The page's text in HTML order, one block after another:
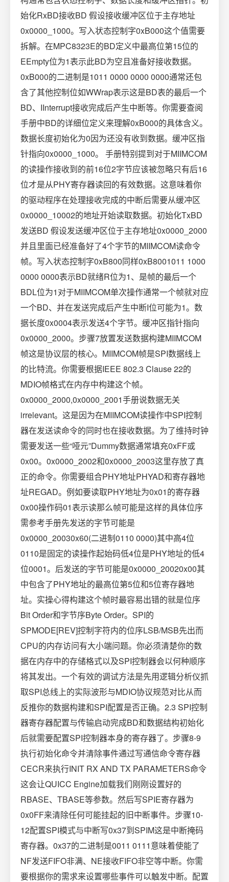
始化RxBD接收BD 假设接收缓冲区位于主存地址
0x0000_1000。写入状态控制字0xB000这个值需要
拆解。在MPC8323E的BD定义中最高位第15位的
EEmpty位为1表示此BD为空且准备好接收数据。
0xB000的二进制是1011 0000 0000 0000通常还包
含了其他控制位如WWrap表示这是BD表的最后一个
BD、IInterrupt接收完成后产生中断等。你需要查阅
手册中BD的详细位定义来理解0xB000的具体含义。
数据长度初始化为0因为还没有收到数据。缓冲区指
针指向0x0000_1000。 手册特别提到对于MIIMCOM
的读操作接收到的前16位2字节应该被忽略只有后16
位才是从PHY寄存器读回的有效数据。这意味着你
的驱动程序在处理接收完成的中断后需要从缓冲区
0x0000_10002的地址开始读取数据。初始化TxBD
发送BD 假设发送缓冲区位于主存地址0x0000_2000
并且里面已经准备好了4个字节的MIIMCOM读命令
帧。写入状态控制字0xB800同样0xB8001011 1000
0000 0000表示BD就绪R位为1、是帧的最后一个
BDL位为1对于MIIMCOM单次操作通常一个帧就对应
一个BD、并在发送完成后产生中断I位可能为1。数
据长度0x0004表示发送4个字节。缓冲区指针指向
0x0000_2000。步骤7放置发送数据构建MIIMCOM
帧这是协议层的核心。MIIMCOM帧是SPI数据线上
的比特流。你需要根据IEEE 802.3 Clause 22的
MDIO帧格式在内存中构建这个帧。
0x0000_2000,0x0000_2001手册说数据无关
irrelevant。这是因为在MIIMCOM读操作中SPI控制
器在发送读命令的同时也在接收数据。为了维持时钟
需要发送一些“哑元”Dummy数据通常填充0xFF或
0x00。0x0000_2002和0x0000_2003这里存放了真
正的命令。你需要组合PHY地址PHYAD和寄存器地
址REGAD。例如要读取PHY地址为0x01的寄存器
0x00操作码01表示读那么帧可能是这样的具体位序
需参考手册先发送的字节可能是
0x0000_20030x60(二进制0110 0000)其中高4位
0110是固定的读操作起始码低4位是PHY地址的低4
位0001。后发送的字节可能是0x0000_20020x00其
中包含了PHY地址的最高位第5位和5位寄存器地
址。实操心得构建这个帧时最容易出错的就是位序
Bit Order和字节序Byte Order。SPI的
SPMODE[REV]控制字符内的位序LSB/MSB先出而
CPU的内存访问有大小端问题。你必须清楚你的数
据在内存中的存储格式以及SPI控制器会以何种顺序
将其发出。一个有效的调试方法是先用逻辑分析仪抓
取SPI总线上的实际波形与MDIO协议规范对比从而
反推你的数据构建和SPI配置是否正确。2.3 SPI控制
器寄存器配置与传输启动完成BD和数据结构初始化
后就需要配置SPI控制器本身的寄存器了。步骤8-9
执行初始化命令并清除事件通过写通信命令寄存器
CECR来执行INIT RX AND TX PARAMETERS命令
这会让QUICC Engine加载我们刚刚设置好的
RBASE、TBASE等参数。然后写SPIE寄存器为
0x0FF来清除任何可能挂起的旧中断事件。步骤10-
12配置SPI模式与中断写0x37到SPIM这是中断掩码
寄存器。0x37的二进制是0011 0111意味着使能了
NF发送FIFO非满、NE接收FIFO非空等中断。你需
要根据你的需求来设置哪些事件可以触发中断。配置